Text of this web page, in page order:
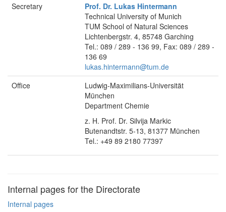
Secretary
Prof. Dr. Lukas Hintermann
Technical University of Munich
TUM School of Natural Sciences
Lichtenbergstr. 4, 85748 Garching
Tel.: 089 / 289 - 136 99, Fax: 089 / 289 -
136 69
lukas.hintermann@tum.de
Office
Ludwig-Maximilians-Universität
München
Department Chemie
z. H. Prof. Dr. Silvija Markic
Butenandtstr. 5-13, 81377 München
Tel.: +49 89 2180 77397
Internal pages for the Directorate
Internal pages